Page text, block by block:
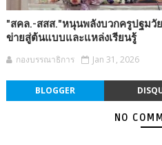
"สคล.-สสส."หนุนพลังบวกครูปฐมวั
ข่ายสู่ต้นแบบและแหล่งเรียนรู้
กองบรรณาธิการ Jan 31, 2026
BLOGGER
NO